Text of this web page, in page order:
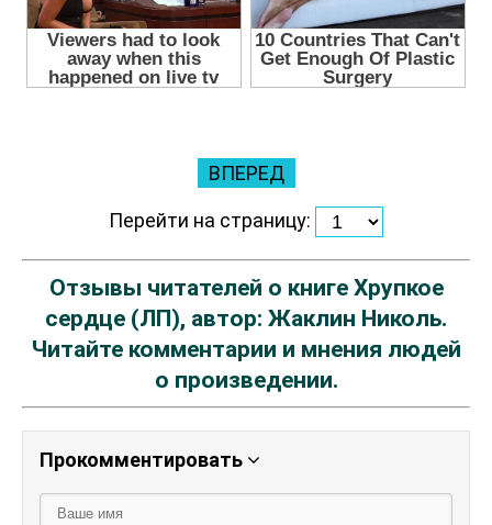
ВПЕРЕД
Перейти на страницу:
Отзывы читателей о книге Хрупкое
сердце (ЛП), автор: Жаклин Николь.
Читайте комментарии и мнения людей
о произведении.
Прокомментировать